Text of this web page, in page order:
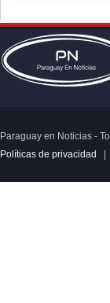
Paraguay en Noticias -
Políticas de privacidad
|